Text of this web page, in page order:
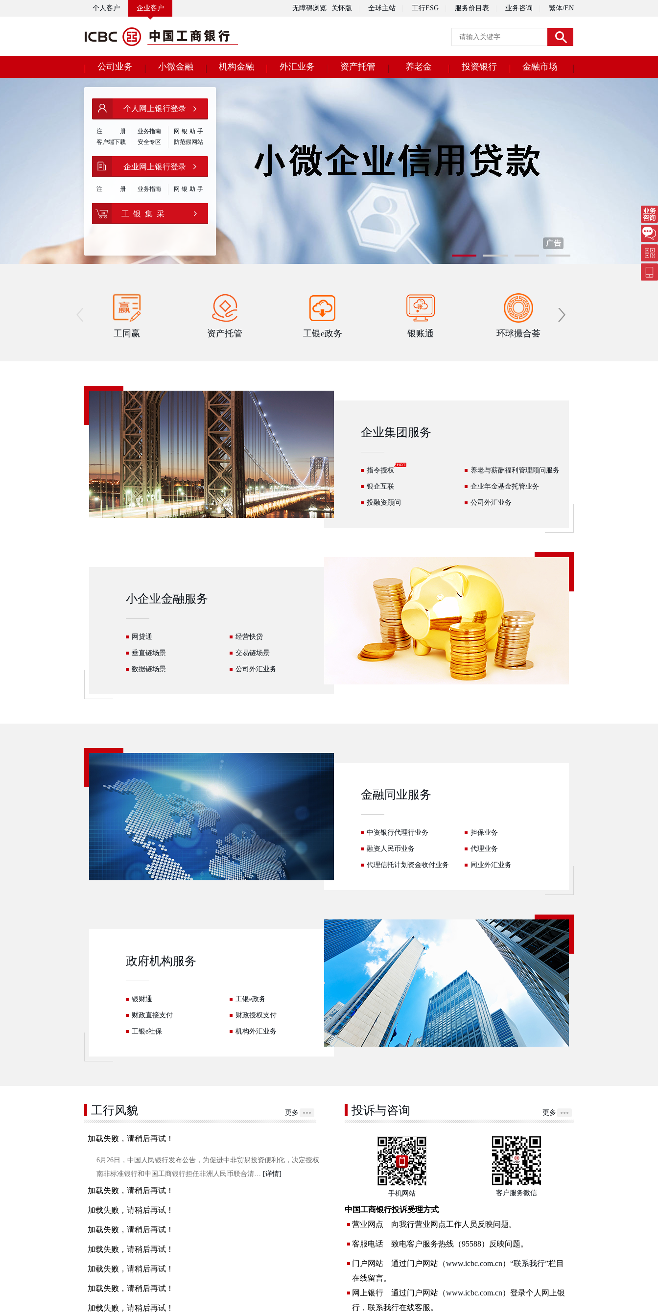
个人客户 企业客户 无障碍浏览 关怀版 全球主站 工行ESG 服务价目表 业务咨询 繁体/EN
公司业务 小微金融 机构金融 外汇业务 资产托管 养老金 投资银行 金融市场
个人网上银行登录
注 册 业务指南
网银助手
客户端下载
安全专区 防范假网站
企业网上银行登录
注 册 业务指南 网银助手
工 银 集 采
工同赢 资产托管 工银e政务 银账通 环球撮合荟
企业集团服务
指令授权 养老与薪酬福利管理顾问服务
银企互联 企业年金基金托管业务
投融资顾问 公司外汇业务
小企业金融服务
网贷通 经营快贷
垂直链场景 交易链场景
数据链场景 公司外汇业务
金融同业服务
中资银行代理行业务 担保业务
融资人民币业务 代理业务
代理信托计划资金收付业务 同业外汇业务
政府机构服务
银财通 工银e政务
财政直接支付 财政授权支付
工银e社保 机构外汇业务
工行风貌 更多
加载失败，请稍后再试！
6月26日，中国人民银行发布公告，为促进中非贸易投资便利化，决定授权
南非标准银行和中国工商银行担任非洲人民币联合清… [详情]
加载失败，请稍后再试！
加载失败，请稍后再试！
加载失败，请稍后再试！
加载失败，请稍后再试！
加载失败，请稍后再试！
加载失败，请稍后再试！
加载失败，请稍后再试！
投诉与咨询 更多
手机网站 客户服务微信
中国工商银行投诉受理方式
营业网点 向我行营业网点工作人员反映问题。
客服电话 致电客户服务热线（95588）反映问题。
门户网站 通过门户网站（www.icbc.com.cn）“联系我行”栏目
在线留言。
网上银行 通过门户网站（www.icbc.com.cn）登录个人网上银
行，联系我行在线客服。